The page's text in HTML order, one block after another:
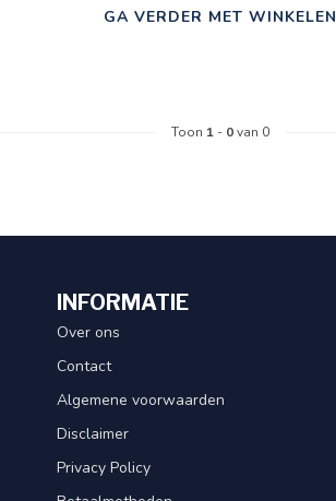
GA VERDER MET WINKELEN
Toon 1 - 0van 0
INFORMATIE
Over ons
Contact
Algemene voorwaarden
Disclaimer
Privacy Policy